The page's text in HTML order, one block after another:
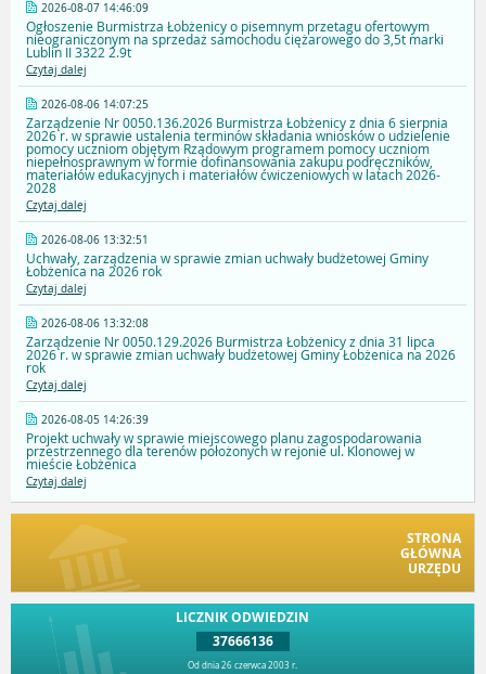
2026-08-07 14:46:09
Ogłoszenie Burmistrza Łobżenicy o pisemnym przetagu ofertowym
nieograniczonym na sprzedaż samochodu ciężarowego do 3,5t marki
Lublin II 3322 2.9t
Czytaj dalej
2026-08-06 14:07:25
Zarządzenie Nr 0050.136.2026 Burmistrza Łobżenicy z dnia 6 sierpnia
2026 r. w sprawie ustalenia terminów składania wniosków o udzielenie
pomocy uczniom objętym Rządowym programem pomocy uczniom
niepełnosprawnym w formie dofinansowania zakupu podręczników,
materiałów edukacyjnych i materiałów ćwiczeniowych w latach 2026-
2028
Czytaj dalej
2026-08-06 13:32:51
Uchwały, zarządzenia w sprawie zmian uchwały budżetowej Gminy
Łobżenica na 2026 rok
Czytaj dalej
2026-08-06 13:32:08
Zarządzenie Nr 0050.129.2026 Burmistrza Łobżenicy z dnia 31 lipca
2026 r. w sprawie zmian uchwały budżetowej Gminy Łobżenica na 2026
rok
Czytaj dalej
2026-08-05 14:26:39
Projekt uchwały w sprawie miejscowego planu zagospodarowania
przestrzennego dla terenów położonych w rejonie ul. Klonowej w
mieście Łobżenica
Czytaj dalej
STRONA
GŁÓWNA
URZĘDU
LICZNIK ODWIEDZIN
37666136
Od dnia 26 czerwca 2003 r.